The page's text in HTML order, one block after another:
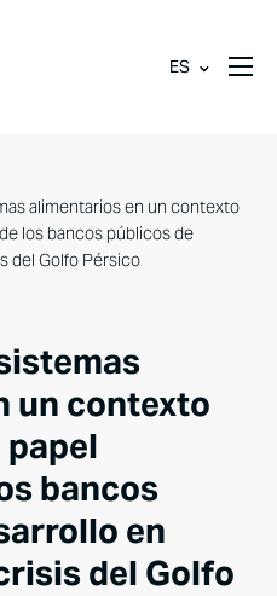
ES
alimentarios en un contexto
los bancos públicos de
del Golfo Pérsico
un contexto
bancos
en
del Golfo